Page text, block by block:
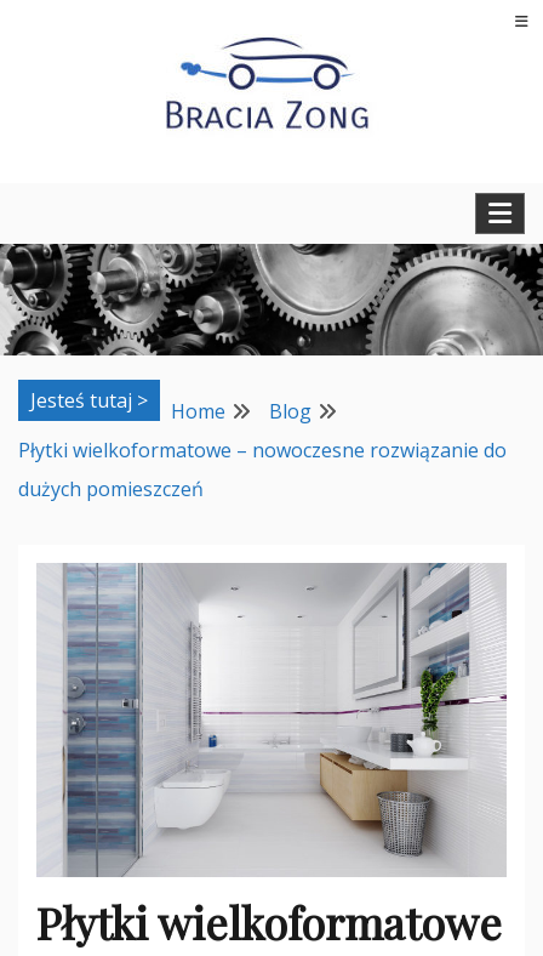
Jesteś tutaj > Home
Blog
Płytki wielkoformatowe – nowoczesne rozwiązanie do
dużych pomieszczeń
Płytki wielkoformatowe